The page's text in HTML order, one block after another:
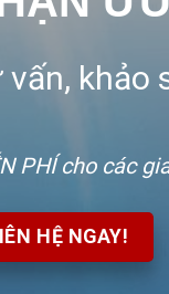
vấn, khảo
PHÍ cho các
HỆ NGAY!